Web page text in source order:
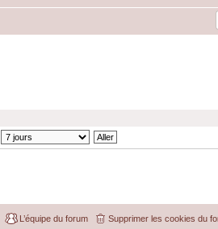
Supprimer les cookies du
L’équipe du forum